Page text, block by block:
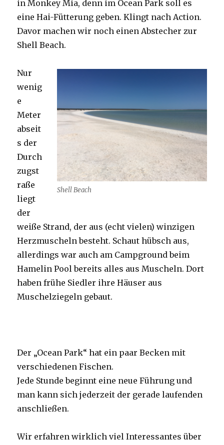
in Monkey Mia, denn im Ocean Park soll es
eine Hai-Fütterung geben. Klingt nach Action.
Davor machen wir noch einen Abstecher zur
Shell Beach.
Shell Beach
Nur
wenig
e
Meter
abseit
s der
Durch
zugst
raße
liegt
der
weiße Strand, der aus (echt vielen) winzigen
Herzmuscheln besteht. Schaut hübsch aus,
allerdings war auch am Campground beim
Hamelin Pool bereits alles aus Muscheln. Dort
haben frühe Siedler ihre Häuser aus
Muschelziegeln gebaut.
Der „Ocean Park“ hat ein paar Becken mit
verschiedenen Fischen.
Jede Stunde beginnt eine neue Führung und
man kann sich jederzeit der gerade laufenden
anschließen.
Wir erfahren wirklich viel Interessantes über